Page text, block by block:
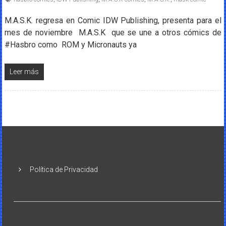
M.A.S.K. regresa en Comic IDW Publishing, presenta para el
mes de noviembre M.A.S.K que se une a otros cómics de
#Hasbro como ROM y Micronauts ya
Leer más
Política de Privacidad